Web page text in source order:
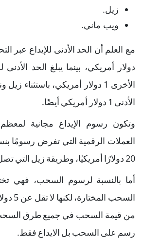
زيل.
ويب ماني.
دولار أمريكي، بينما يبلغ الحد الأدنى
الأخرى 1 دولار أمريكي، باستثناء
الأدنى 1 دولار أمريكي أيضًا.
وتكون رسوم الإيداع مجانية لمعظم
20 دولارًا أمريكيًا، وطريقة زيل التي تصل رسومها إلى 9%.
أما بالنسبة لرسوم السحب، فهي
من قيمة السحب في جميع طرق
رسم على السحب بل الايداع فقط.